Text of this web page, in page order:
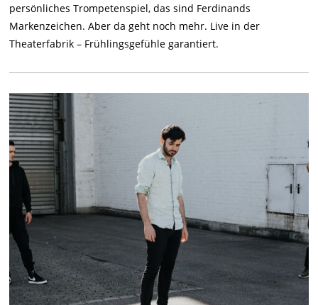
persönliches Trompetenspiel, das sind Ferdinands
Markenzeichen. Aber da geht noch mehr. Live in der
Theaterfabrik – Frühlingsgefühle garantiert.